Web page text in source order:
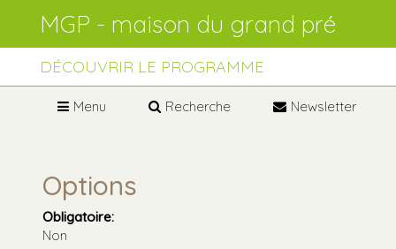
Aller
navigation
personnels
DÉCOUVRIR LE PROGRAMME
Menu Recherche Newsletter
Options
Obligatoire:
Non